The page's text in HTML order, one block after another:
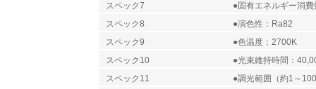
スペック7
●固有エネルギー消
スペック8
●演色性：Ra82
スペック9
●色温度：2700K
スペック10
●光束維持時間：
スペック11
●調光範囲（約1～